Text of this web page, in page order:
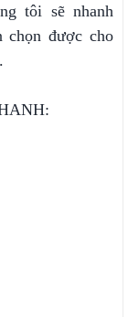
tôi sẽ nhanh
được cho